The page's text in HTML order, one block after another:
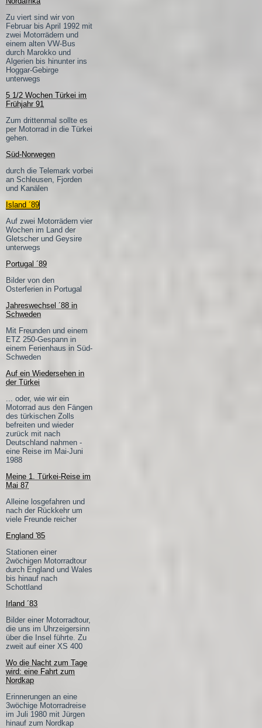
Zu viert sind wir von
Februar bis April 1992 mit
zwei Motorrädern und
einem alten VW-Bus
durch Marokko und
Algerien bis hinunter ins
Hoggar-Gebirge
unterwegs
5 1/2 Wochen Türkei im
Frühjahr 91
Zum drittenmal sollte es
per Motorrad in die Türkei
gehen.
Süd-Norwegen
durch die Telemark vorbei
an Schleusen, Fjorden
und Kanälen
Island ´89
Auf zwei Motorrädern vier
Wochen im Land der
Gletscher und Geysire
unterwegs
Portugal ´89
Bilder von den
Osterferien in Portugal
Jahreswechsel ´88 in
Schweden
Mit Freunden und einem
ETZ 250-Gespann in
einem Ferienhaus in Süd-
Schweden
Auf ein Wiedersehen in
der Türkei
... oder, wie wir ein
Motorrad aus den Fängen
des türkischen Zolls
befreiten und wieder
zurück mit nach
Deutschland nahmen -
eine Reise im Mai-Juni
1988
Meine 1. Türkei-Reise im
Mai 87
Alleine losgefahren und
nach der Rückkehr um
viele Freunde reicher
England '85
Stationen einer
2wöchigen Motorradtour
durch England und Wales
bis hinauf nach
Schottland
Irland ´83
Bilder einer Motorradtour,
die uns im Uhrzeigersinn
über die Insel führte. Zu
zweit auf einer XS 400
Wo die Nacht zum Tage
wird: eine Fahrt zum
Nordkap
Erinnerungen an eine
3wöchige Motorradreise
im Juli 1980 mit Jürgen
hinauf zum Nordkap